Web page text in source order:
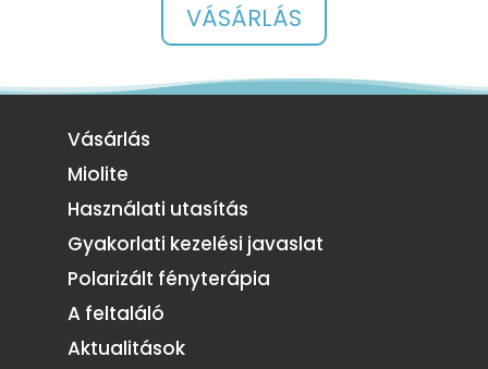
VÁSÁRLÁS
Vásárlás
Miolite
Használati utasítás
Gyakorlati kezelési javaslat
Polarizált fényterápia
A feltaláló
Aktualitások